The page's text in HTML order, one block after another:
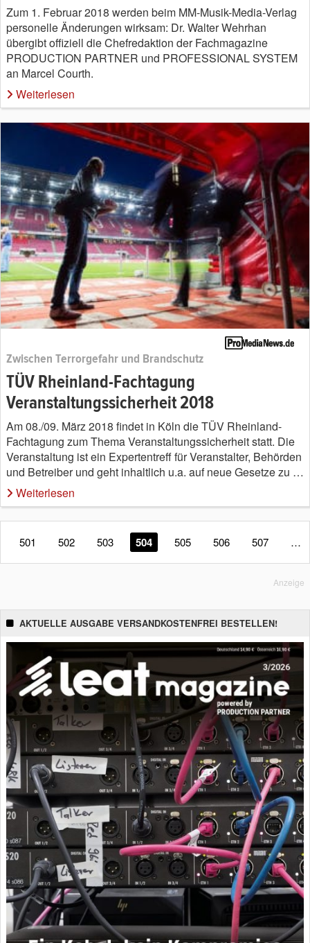
Zum 1. Februar 2018 werden beim MM-Musik-Media-Verlag
personelle Änderungen wirksam: Dr. Walter Wehrhan
übergibt offiziell die Chefredaktion der Fachmagazine
PRODUCTION PARTNER und PROFESSIONAL SYSTEM
an Marcel Courth.
Weiterlesen
Zwischen Terrorgefahr und Brandschutz
TÜV Rheinland-Fachtagung
Veranstaltungssicherheit 2018
Am 08./09. März 2018 findet in Köln die TÜV Rheinland-
Fachtagung zum Thema Veranstaltungssicherheit statt. Die
Veranstaltung ist ein Expertentreff für Veranstalter, Behörden
und Betreiber und geht inhaltlich u.a. auf neue Gesetze zu …
Weiterlesen
501 502 503 504 505 506 507 …
Anzeige
AKTUELLE AUSGABE VERSANDKOSTENFREI BESTELLEN!